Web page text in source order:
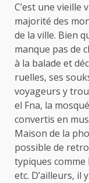
C’est une vieille
majorité des
de la ville. Bien
manque pas de
à la balade et
ruelles, ses
voyageurs y
el Fna, la
convertis en
Maison de la
possible de
typiques comme
etc. D’ailleurs, il